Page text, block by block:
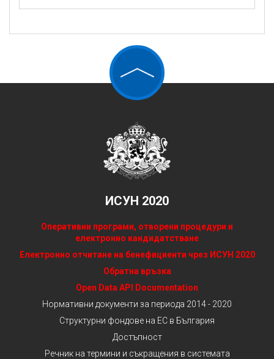
ИСУН 2020
Оперативни програми, отворени процедури и
електронно кандидатстване
Електронно отчитане на бенефициенти чрез ИСУН 2020
Обратна връзка
Open Data API Documentation
Нормативни документи за периода 2014 - 2020
Структурни фондове на ЕС в България
Достъпност
Речник на термини и съкращения в системата